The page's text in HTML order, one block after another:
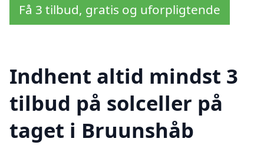
Få 3 tilbud, gratis og uforpligtende
Indhent altid mindst 3
tilbud på solceller på
taget i Bruunshåb